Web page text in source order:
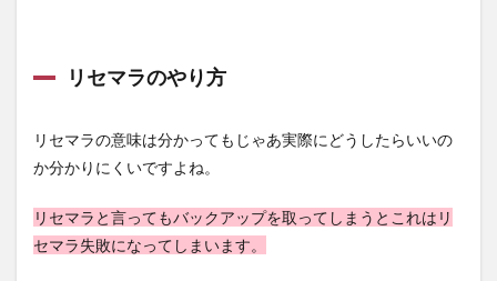
リセマラのやり方
リセマラの意味は分かってもじゃあ実際にどうしたらいいの
か分かりにくいですよね。
リセマラと言ってもバックアップを取ってしまうとこれはリ
セマラ失敗になってしまいます。